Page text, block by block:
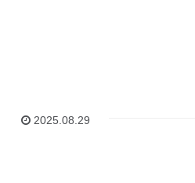
2025.08.29